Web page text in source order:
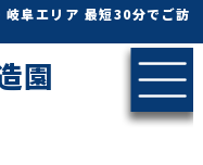
阜エリア 最短30分でご訪
園